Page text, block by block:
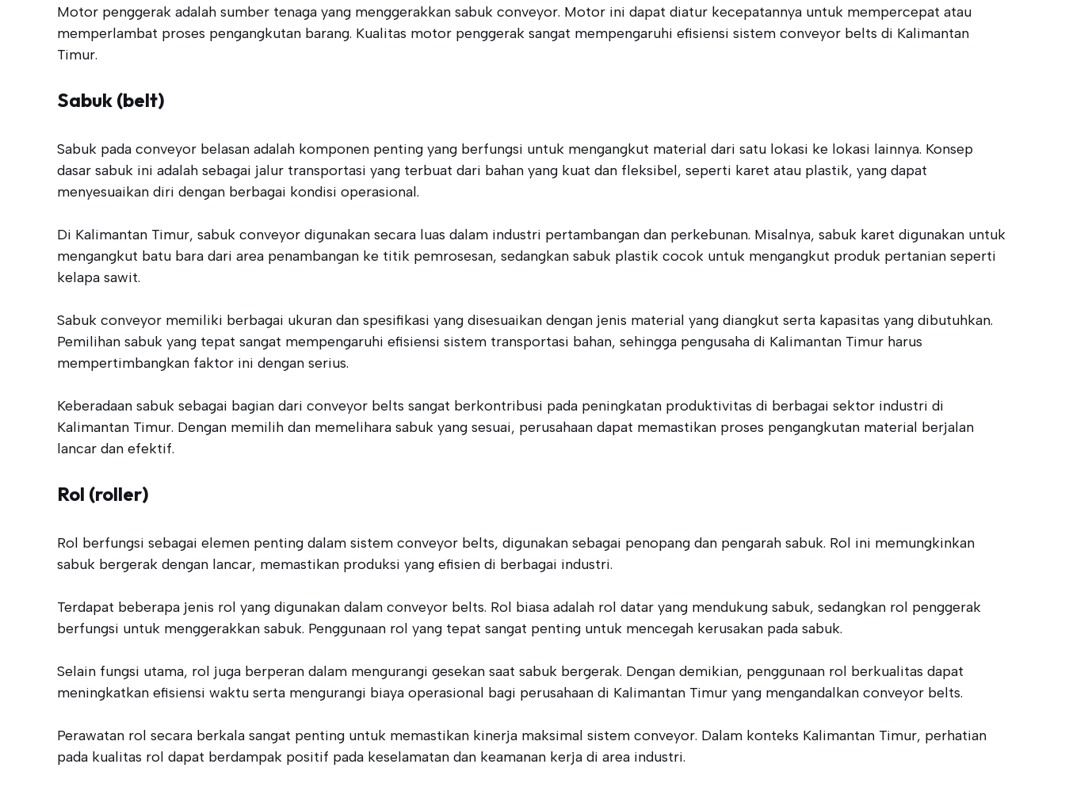
Motor penggerak adalah sumber tenaga yang menggerakkan sabuk conveyor. Motor ini dapat diatur kecepatannya untuk mempercepat atau
memperlambat proses pengangkutan barang. Kualitas motor penggerak sangat mempengaruhi efisiensi sistem conveyor belts di Kalimantan
Timur.
Sabuk (belt)
Sabuk pada conveyor belasan adalah komponen penting yang berfungsi untuk mengangkut material dari satu lokasi ke lokasi lainnya. Konsep
dasar sabuk ini adalah sebagai jalur transportasi yang terbuat dari bahan yang kuat dan fleksibel, seperti karet atau plastik, yang dapat
menyesuaikan diri dengan berbagai kondisi operasional.
Di Kalimantan Timur, sabuk conveyor digunakan secara luas dalam industri pertambangan dan perkebunan. Misalnya, sabuk karet digunakan untuk
mengangkut batu bara dari area penambangan ke titik pemrosesan, sedangkan sabuk plastik cocok untuk mengangkut produk pertanian seperti
kelapa sawit.
Sabuk conveyor memiliki berbagai ukuran dan spesifikasi yang disesuaikan dengan jenis material yang diangkut serta kapasitas yang dibutuhkan.
Pemilihan sabuk yang tepat sangat mempengaruhi efisiensi sistem transportasi bahan, sehingga pengusaha di Kalimantan Timur harus
mempertimbangkan faktor ini dengan serius.
Keberadaan sabuk sebagai bagian dari conveyor belts sangat berkontribusi pada peningkatan produktivitas di berbagai sektor industri di
Kalimantan Timur. Dengan memilih dan memelihara sabuk yang sesuai, perusahaan dapat memastikan proses pengangkutan material berjalan
lancar dan efektif.
Rol (roller)
Rol berfungsi sebagai elemen penting dalam sistem conveyor belts, digunakan sebagai penopang dan pengarah sabuk. Rol ini memungkinkan
sabuk bergerak dengan lancar, memastikan produksi yang efisien di berbagai industri.
Terdapat beberapa jenis rol yang digunakan dalam conveyor belts. Rol biasa adalah rol datar yang mendukung sabuk, sedangkan rol penggerak
berfungsi untuk menggerakkan sabuk. Penggunaan rol yang tepat sangat penting untuk mencegah kerusakan pada sabuk.
Selain fungsi utama, rol juga berperan dalam mengurangi gesekan saat sabuk bergerak. Dengan demikian, penggunaan rol berkualitas dapat
meningkatkan efisiensi waktu serta mengurangi biaya operasional bagi perusahaan di Kalimantan Timur yang mengandalkan conveyor belts.
Perawatan rol secara berkala sangat penting untuk memastikan kinerja maksimal sistem conveyor. Dalam konteks Kalimantan Timur, perhatian
pada kualitas rol dapat berdampak positif pada keselamatan dan keamanan kerja di area industri.